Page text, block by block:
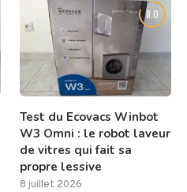
8.0
Test du Ecovacs Winbot
W3 Omni : le robot laveur
de vitres qui fait sa
propre lessive
8 juillet 2026